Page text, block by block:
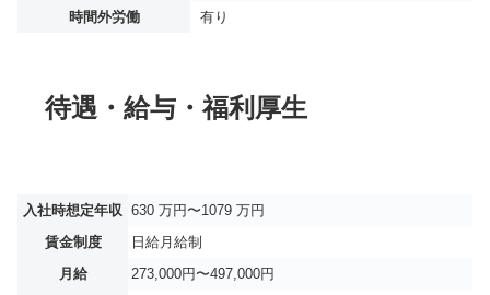
時間外労働
有り
待遇・給与・福利厚生
入社時想定年収 630 万円〜1079 万円
賃金制度
日給月給制
月給
273,000円〜497,000円